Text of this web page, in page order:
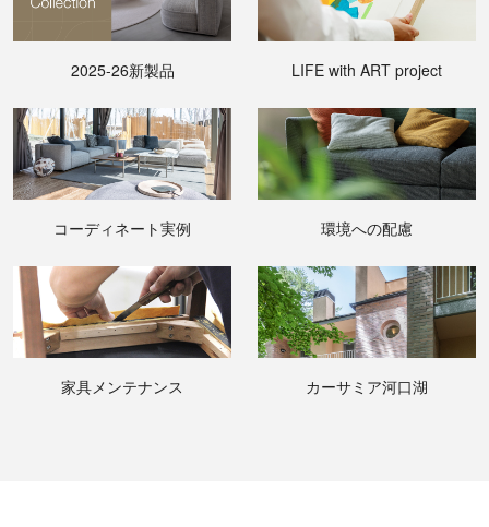
2025-26新製品 LIFE with ART project
コーディネート実例 環境への配慮
家具メンテナンス カーサミア河口湖